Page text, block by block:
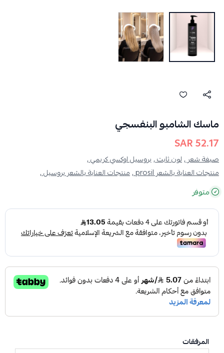
ماسك الشامبو البنفسجي
52.17 SAR
صبغة شعر ,لون ثابت ,بروسيل اوكسي كريمي ,
منتجات العناية بالشعر prosil ,
منتجات العناية بالشعر بروسيل ,
متوفر
المرفقات